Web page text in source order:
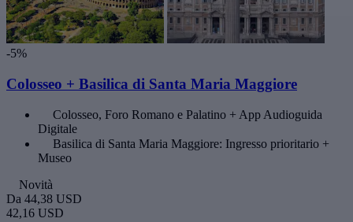
-5%
Colosseo + Basilica di Santa Maria Maggiore
Colosseo, Foro Romano e Palatino + App Audioguida
Digitale
Basilica di Santa Maria Maggiore: Ingresso prioritario +
Museo
Novità
Da 44,38 USD
42,16 USD